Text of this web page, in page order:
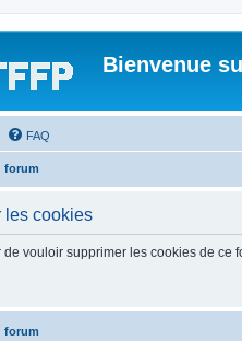
Bienvenue
FAQ
forum
les cookies
de vouloir supprimer les cookies de ce
forum